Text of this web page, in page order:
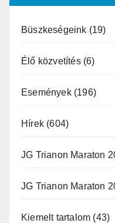
Büszkeségeink (19)
Élő közvetítés(6)
Események(196)
Hírek (604)
JG Trianon Maraton
JG Trianon Maraton
Kiemelt tartalom (43)